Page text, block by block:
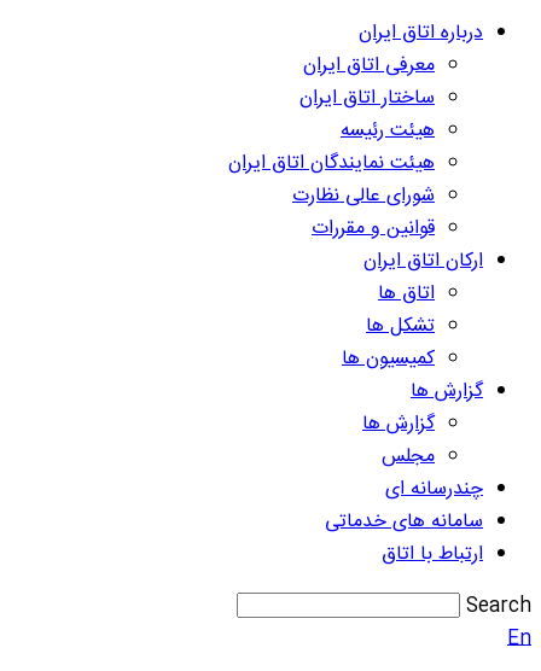
درباره اتاق ایران
معرفی اتاق ایران
ساختار اتاق ایران
هیئت رئیسه
هیئت نمایندگان اتاق ایران
شورای عالی نظارت
قوانین و مقررات
ارکان اتاق ایران
اتاق ها
تشکل ها
کمیسیون ها
گزارش ها
گزارش ها
مجلس
چندرسانه ای
سامانه های خدماتی
ارتباط با اتاق
Search
En